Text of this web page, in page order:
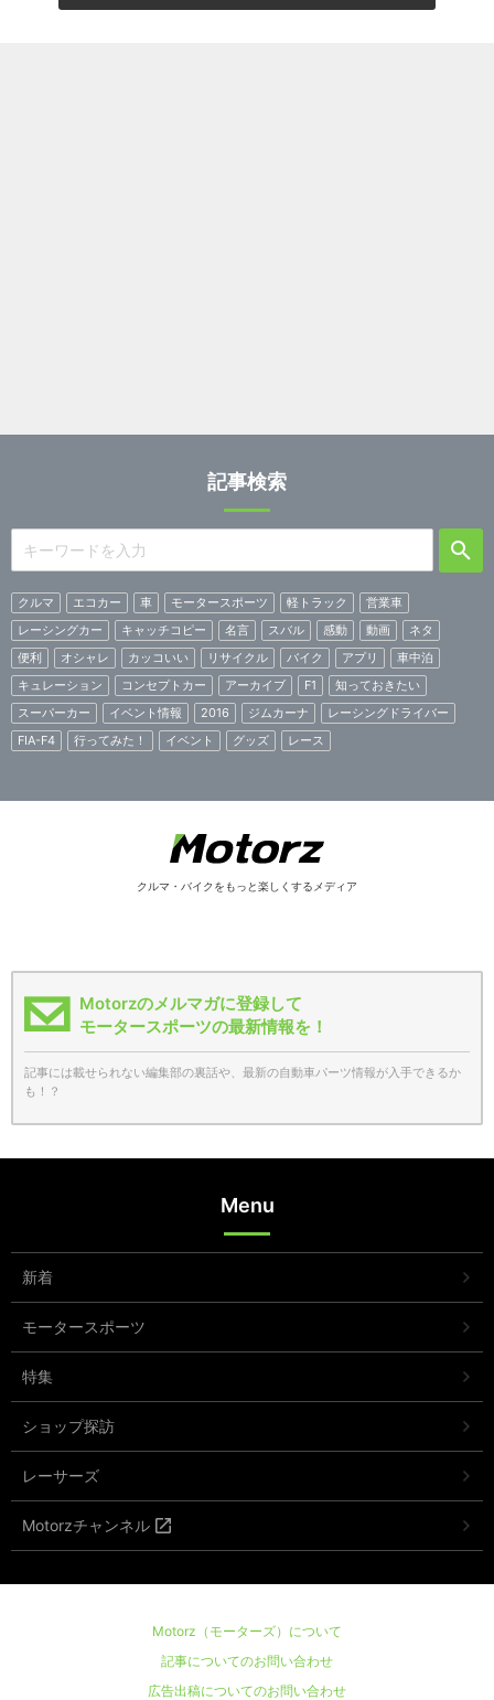
記事検索
クルマ エコカー 車 モータースポーツ 軽トラック
営業車
レーシングカー
キャッチコピー 名言 スバル 感動 動画
ネタ
便利
オシャレ カッコいい リサイクル バイク アプリ
車中泊
キュレーション
コンセプトカー アーカイブ F1
知っておきたい
スーパーカー
イベント情報 2016 ジムカーナ
レーシングドライバー
FIA-F4
行ってみた！ イベント グッズ レース
クルマ・バイクをもっと楽しくするメディア
Motorzのメルマガに登録して
モータースポーツの最新情報を！
記事には載せられない編集部の裏話や、最新の自動車パーツ情報が入手できるか
も！？
Menu
新着
モータースポーツ
特集
ショップ探訪
レーサーズ
Motorzチャンネル
Motorz（モーターズ）について
記事についてのお問い合わせ
広告出稿についてのお問い合わせ